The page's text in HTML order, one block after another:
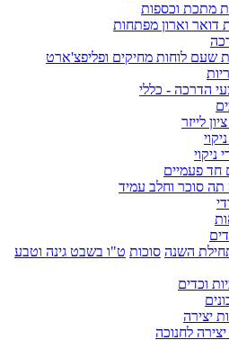
מתכת וכספות
דואר וארון מפתחות
שעם לוחות מחיקים ופליפצ'ארט
הדרכה - כללי
לייזר
ניקוי
חד פעמיים
תה סוכר וחלב עמיד
השנה סוכות ט"ו בשבט גינה וטבע
וכדים
יצירה
יצירה לחנוכה